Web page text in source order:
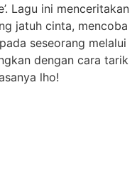
Lagu ini menceritakan
jatuh cinta, mencoba
seseorang melalui
dengan cara tarik
lho!